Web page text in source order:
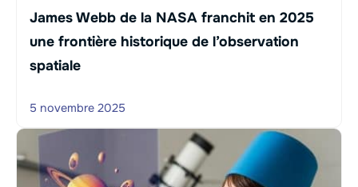
James Webb de la NASA franchit en 2025
une frontière historique de l’observation
spatiale
5 novembre 2025